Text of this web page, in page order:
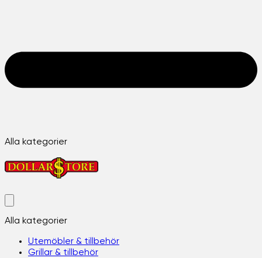
Alla kategorier
Alla kategorier
Utemöbler & tillbehör
Grillar & tillbehör